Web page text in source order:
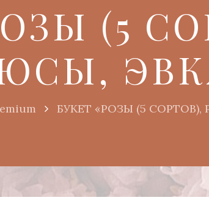
(5
БУКЕТ «РОЗЫ (5